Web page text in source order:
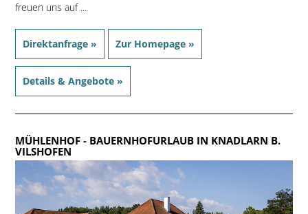
freuen uns auf ...
Direktanfrage » Zur Homepage »
Details & Angebote »
MÜHLENHOF- BAUERNHOFURLAUB IN KNADLARN B.
VILSHOFEN